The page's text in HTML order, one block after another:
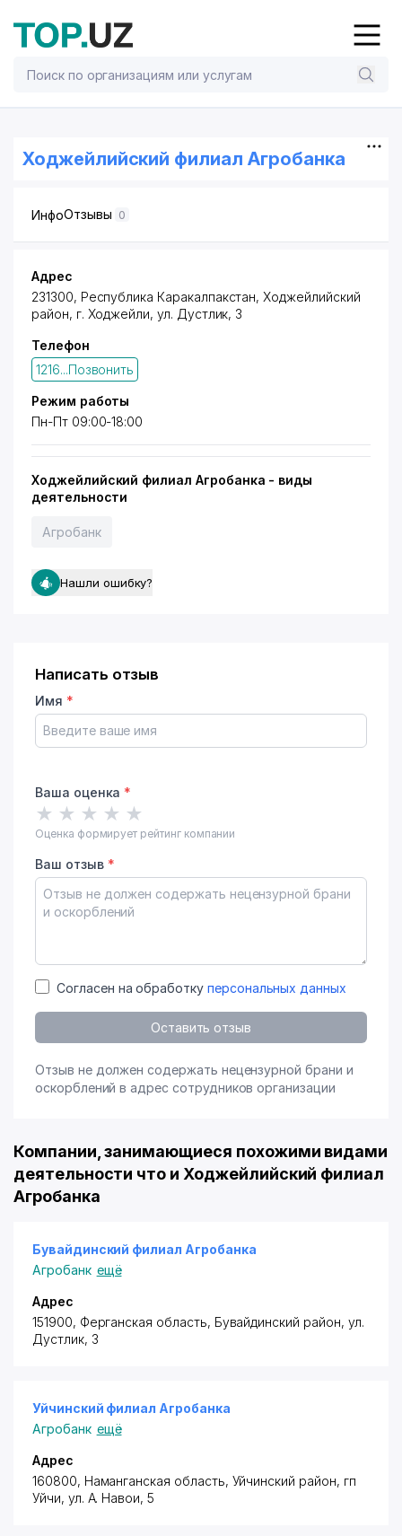
Ходжейлийский филиал Агробанка
ИнфоОтзывы 0
Адрес
231300, Республика Каракалпакстан,Ходжейлийский
район, г. Ходжейли, ул. Дустлик, 3
Телефон
1216...Позвонить
Режим работы
Пн-Пт 09:00-18:00
Ходжейлийский филиал Агробанка - виды
деятельности
Агробанк
Нашли ошибку?
Написать отзыв
Имя *
Ваша оценка *
★ ★ ★ ★ ★
Оценка формирует рейтинг компании
Ваш отзыв *
Согласен на обработку персональных данных
Оставить отзыв
Отзыв не должен содержать нецензурной брани и
оскорблений в адрес сотрудников организации
Компании, занимающиеся похожими видами
деятельности что и Ходжейлийский филиал
Агробанка
Бувайдинский филиал Агробанка
Агробанк ещё
Адрес
151900, Ферганская область, Бувайдинский район, ул.
Дустлик, 3
Уйчинский филиал Агробанка
Агробанк ещё
Адрес
160800, Наманганская область, Уйчинский район, гп
Уйчи, ул. А. Навои, 5